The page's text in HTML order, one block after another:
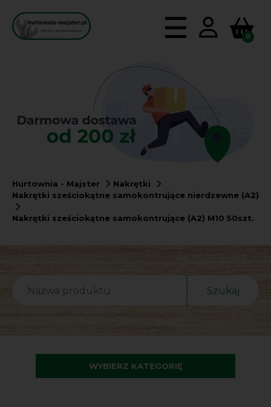
0
Hurtownia - Majster
Nakrętki
Nakrętki sześciokątne samokontrujące nierdzewne (A2)
Nakrętki sześciokątne samokontrujące (A2) M10 50szt.
WYBIERZ KATEGORIĘ
Szukaj